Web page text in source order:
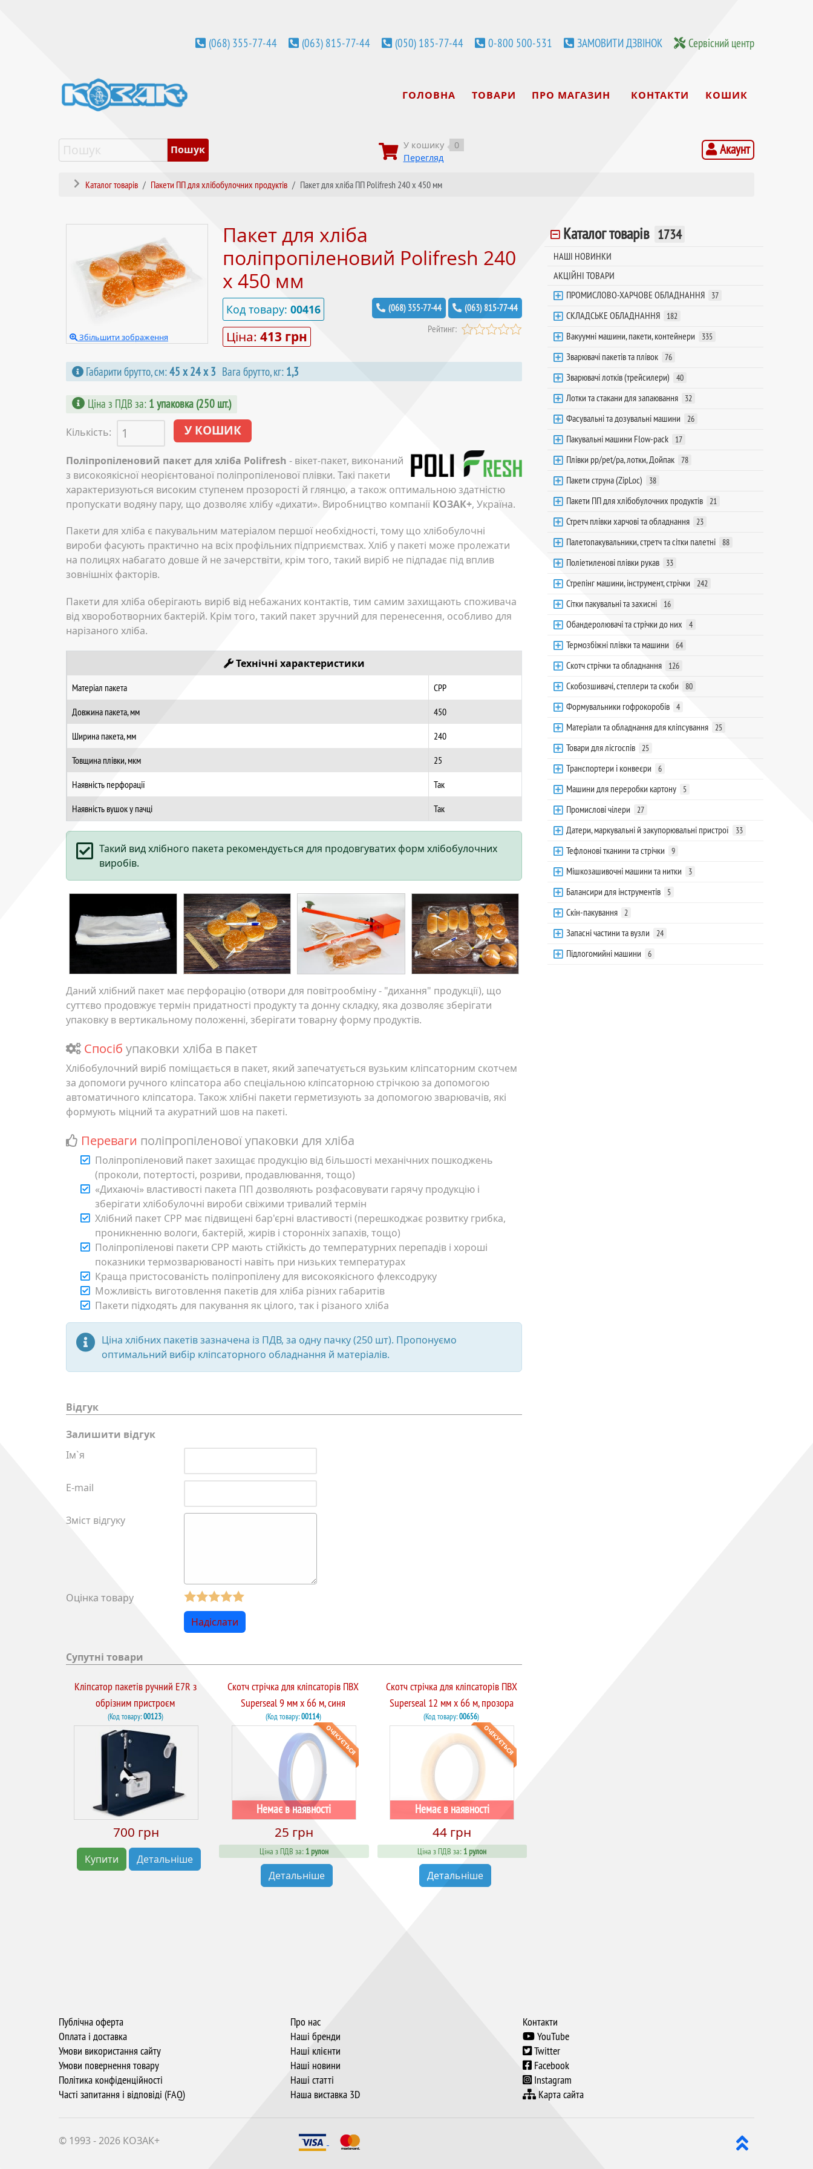
(068) 355-77-44 (063) 815-77-44 (050) 185-77-44 0-800 500-531 ЗАМОВИТИ ДЗВІНОК Сервісний центр
ГОЛОВНА ТОВАРИ ПРО МАГАЗИН КОНТАКТИ КОШИК
У кошику
0
Перегляд
Акаунт
Каталог товарів Пакети ПП для хлібобулочних продуктів Пакет для хліба ПП Polifresh 240 х 450 мм
Збільшити зображення
Пакет для хліба
поліпропіленовий Polifresh 240
х 450 мм
(068) 355-77-44 (063) 815-77-44
Рейтинг:
Код товару:00416
Ціна:413 грн
Габарити брутто, см:45 х 24 х 3 Вага брутто, кг: 1,3
Ціна з ПДВ за: 1 упаковка (250 шт.)
Кількість:
Поліпропіленовий пакет для хліба Polifresh - вікет-пакет, виконаний
з високоякісної неорієнтованої поліпропіленової плівки. Такі пакети
характеризуються високим ступенем прозорості й глянцю, а також оптимальною здатністю
пропускати водяну пару, що дозволяє хлібу «дихати». Виробництво компанії КОЗАК+, Україна.
Пакети для хліба є пакувальним матеріалом першої необхідності, тому що хлібобулочні
вироби фасують практично на всіх профільних підприємствах. Хліб у пакеті може пролежати
на полицях набагато довше й не зачерствіти, крім того, такий виріб не підпадає під вплив
зовнішніх факторів.
Пакети для хліба оберігають виріб від небажаних контактів, тим самим захищають споживача
від хвороботворних бактерій. Крім того, такий пакет зручний для перенесення, особливо для
нарізаного хліба.
Технічні характеристики
Матеріал пакета
CPP
Довжина пакета, мм
450
Ширина пакета, мм
240
Товщина плівки, мкм
25
Наявність перфорації
Так
Наявність вушок у пачці
Так
Такий вид хлібного пакета рекомендується для продовгуватих форм хлібобулочних
виробів.
Даний хлібний пакет має перфорацію (отвори для повітрообміну - "дихання" продукції), що
суттєво продовжує термін придатності продукту та донну складку, яка дозволяє зберігати
упаковку в вертикальному положенні, зберігати товарну форму продуктів.
Спосіб упаковки хліба в пакет
Хлібобулочний виріб поміщається в пакет, який запечатується вузьким кліпсаторним скотчем
за допомоги ручного кліпсатора або спеціальною кліпсаторною стрічкою за допомогою
автоматичного кліпсатора. Також хлібні пакети герметизують за допомогою зварювачів, які
формують міцний та акуратний шов на пакеті.
Переваги поліпропіленової упаковки для хліба
Поліпропіленовий пакет захищає продукцію від більшості механічних пошкоджень
(проколи, потертості, розриви, продавлювання, тощо)
«Дихаючі» властивості пакета ПП дозволяють розфасовувати гарячу продукцію і
зберігати хлібобулочні вироби свіжими тривалий термін
Хлібний пакет CPP має підвищені бар'єрні властивості (перешкоджає розвитку грибка,
проникненню вологи, бактерій, жирів і сторонніх запахів, тощо)
Поліпропіленові пакети СРР мають стійкість до температурних перепадів і хороші
показники термозварюваності навіть при низьких температурах
Краща пристосованість поліпропілену для високоякісного флексодруку
Можливість виготовлення пакетів для хліба різних габаритів
Пакети підходять для пакування як цілого, так і різаного хліба
Ціна хлібних пакетів зазначена із ПДВ, за одну пачку (250 шт). Пропонуємо
оптимальний вибір кліпсаторного обладнання й матеріалів.
Відгук
Залишити відгук
Ім`я
E-mail
Зміст відгуку
Оцінка товару
Супутні товари
Кліпсатор пакетів ручний E7R з
обрізним пристроєм
(Код товару:00123)
700 грн
Купити Детальніше
Скотч стрічка для кліпсаторів ПВХ
Superseal 9 мм х 66 м, синя
(Код товару:00114)
Немає в наявності
ОЧІКУЄТЬСЯ
25 грн
Ціна з ПДВ за: 1 рулон
Детальніше
Скотч стрічка для кліпсаторів ПВХ
Superseal 12 мм х 66 м, прозора
(Код товару:00656)
Немає в наявності
ОЧІКУЄТЬСЯ
44 грн
Ціна з ПДВ за: 1 рулон
Детальніше
Каталог товарів 1734
НАШІ НОВИНКИ
АКЦІЙНІ ТОВАРИ
ПРОМИСЛОВО-ХАРЧОВЕ ОБЛАДНАННЯ
37
СКЛАДСЬКЕ ОБЛАДНАННЯ 182
Вакуумні машини, пакети, контейнери 335
Зварювачі пакетів та плівок 76
Зварювачі лотків (трейсилери) 40
Лотки та стакани для запаювання 32
Фасувальні та дозувальні машини 26
Пакувальні машини Flow-pack 17
Плівки pp/pet/pa, лотки, Дойпак 78
Пакети струна (ZipLoc) 38
Пакети ПП для хлібобулочних продуктів 21
Стретч плівки харчові та обладнання 23
Палетопакувальники, стретч та сітки палетні 88
Поліетиленові плівки рукав 33
Стрепінг машини, інструмент, стрічки 242
Сітки пакувальні та захисні 16
Обандеролювачі та стрічки до них 4
Термозбіжні плівки та машини 64
Скотч стрічки та обладнання 126
Скобозшивачі, степлери та скоби 80
Формувальники гофрокоробів 4
Матеріали та обладнання для кліпсування 25
Товари для лісгоспів 25
Транспортери і конвеєри 6
Машини для переробки картону 5
Промислові чілери 27
Датери, маркувальні й закупорювальні пристрої 33
Тефлонові тканини та стрічки 9
Мішкозашивочні машини та нитки 3
Балансири для інструментів 5
Скін-пакування 2
Запасні частини та вузли 24
Підлогомийні машини 6
Публічна оферта
Оплата і доставка
Умови використання сайту
Умови повернення товару
Політика конфіденційності
Часті запитання і відповіді (FAQ)
Про нас
Наші бренди
Наші клієнти
Наші новини
Наші статті
Наша виставка 3D
Контакти
YouTube
Twitter
Facebook
Instagram
Карта сайта
© 1993 - 2026 КОЗАК+